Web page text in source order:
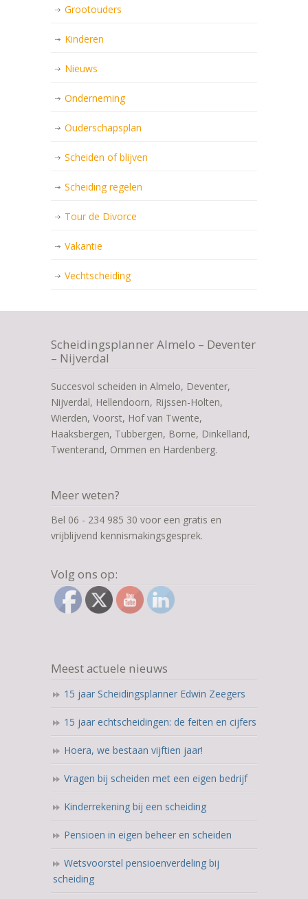
Grootouders
Kinderen
Nieuws
Onderneming
Ouderschapsplan
Scheiden of blijven
Scheiding regelen
Tour de Divorce
Vakantie
Vechtscheiding
Scheidingsplanner Almelo – Deventer
– Nijverdal
Succesvol scheiden in Almelo, Deventer,
Nijverdal, Hellendoorn, Rijssen-Holten,
Wierden, Voorst, Hof van Twente,
Haaksbergen, Tubbergen, Borne, Dinkelland,
Twenterand, Ommen en Hardenberg.
Meer weten?
Bel 06 - 234 985 30 voor een gratis en
vrijblijvend kennismakingsgesprek.
Volg ons op:
Meest actuele nieuws
15 jaar Scheidingsplanner Edwin Zeegers
15 jaar echtscheidingen: de feiten en cijfers
Hoera, we bestaan vijftien jaar!
Vragen bij scheiden met een eigen bedrijf
Kinderrekening bij een scheiding
Pensioen in eigen beheer en scheiden
Wetsvoorstel pensioenverdeling bij
scheiding